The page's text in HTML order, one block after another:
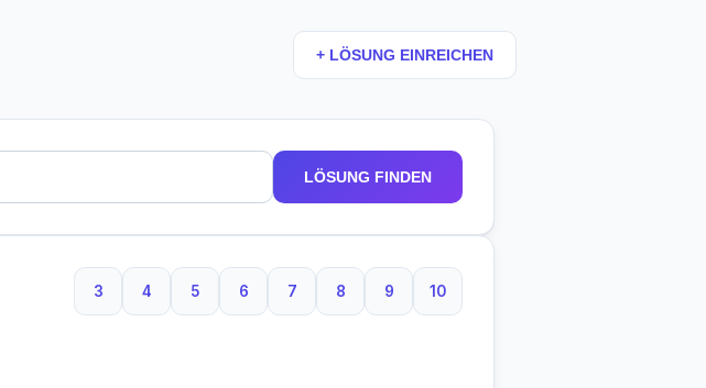
+ LÖSUNG EINREICHEN
LÖSUNG FINDEN
3
3 Buchstaben
4
4 Buchstaben
5
5 Buchstaben
6
6 Buchstaben
7
7 Buchstaben
8
8 Buchstaben
9
9 Buchstaben
10
10 Buchstaben